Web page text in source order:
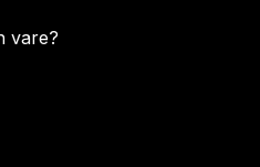
vare?